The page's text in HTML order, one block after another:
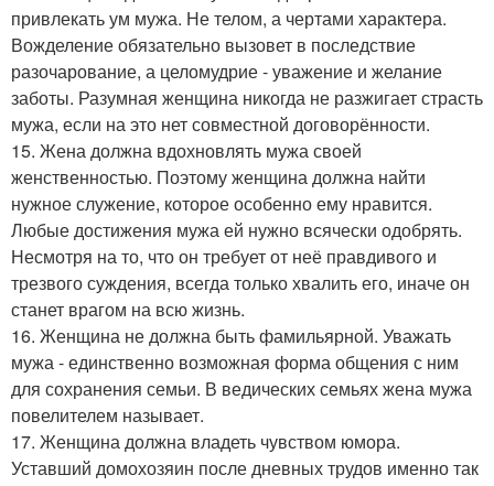
привлекать ум мужа. Не телом, а чертами характера.
Вожделение обязательно вызовет в последствие
разочарование, а целомудрие - уважение и желание
заботы. Разумная женщина никогда не разжигает страсть
мужа, если на это нет совместной договорённости.
15. Жена должна вдохновлять мужа своей
женственностью. Поэтому женщина должна найти
нужное служение, которое особенно ему нравится.
Любые достижения мужа ей нужно всячески одобрять.
Несмотря на то, что он требует от неё правдивого и
трезвого суждения, всегда только хвалить его, иначе он
станет врагом на всю жизнь.
16. Женщина не должна быть фамильярной. Уважать
мужа - единственно возможная форма общения с ним
для сохранения семьи. В ведических семьях жена мужа
повелителем называет.
17. Женщина должна владеть чувством юмора.
Уставший домохозяин после дневных трудов именно так